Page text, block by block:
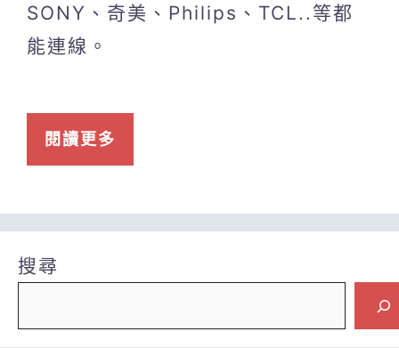
SONY、奇美、Philips、TCL..等都
能連線。
閱讀更多
搜尋